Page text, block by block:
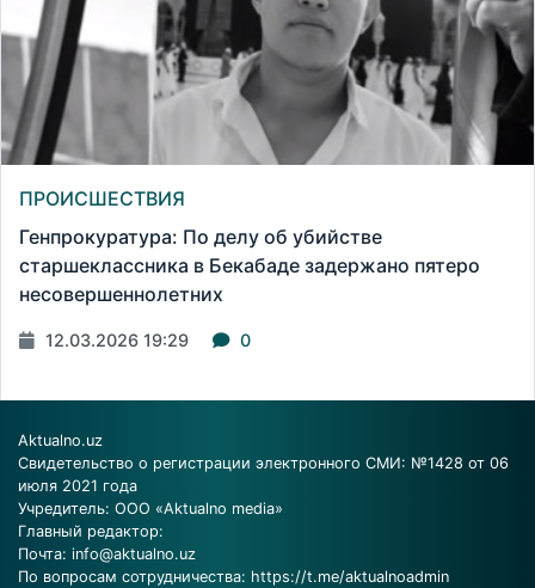
ПРОИСШЕСТВИЯ
Генпрокуратура: По делу об убийстве
старшеклассника в Бекабаде задержано пятеро
несовершеннолетних
12.03.2026 19:29 0
Aktualno.uz
Свидетельство о регистрации электронного СМИ: №1428 от 06
июля 2021 года
Учредитель: ООО «Aktualno media»
Главный редактор:
Почта: info@aktualno.uz
По вопросам сотрудничества: https://t.me/aktualnoadmin